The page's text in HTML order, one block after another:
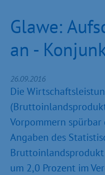
Glawe:
an -
26.09.2016
Die
Vorpommern spürbar
Angaben des
um 2,0 Prozent im